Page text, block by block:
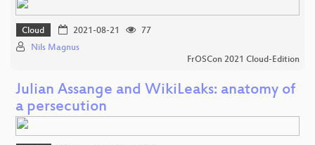
Cloud 2021-08-21
77
Nils Magnus
FrOSCon 2021 Cloud-Edition
Julian Assange and WikiLeaks: anatomy of
a persecution